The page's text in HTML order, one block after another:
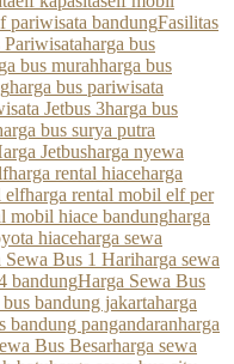
pariwisata bandungFasilitas
harga bus
bus murahharga bus
harga bus pariwisata
Jetbus 3harga bus
bus surya putra
Jetbusharga nyewa
harga rental hiaceharga
elfharga rental mobil elf per
mobil hiace bandungharga
hiaceharga sewa
Sewa Bus 1 Hariharga sewa
bandungHarga Sewa Bus
bandung jakartaharga
bandung pangandaranharga
Bus Besarharga sewa